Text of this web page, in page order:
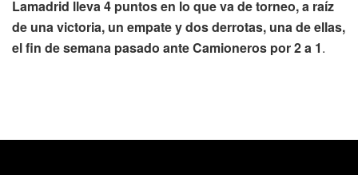
Lamadrid lleva 4 puntos en lo que va de torneo, a raíz
de una victoria, un empate y dos derrotas, una de ellas,
el fin de semana pasado ante Camioneros por 2 a 1.